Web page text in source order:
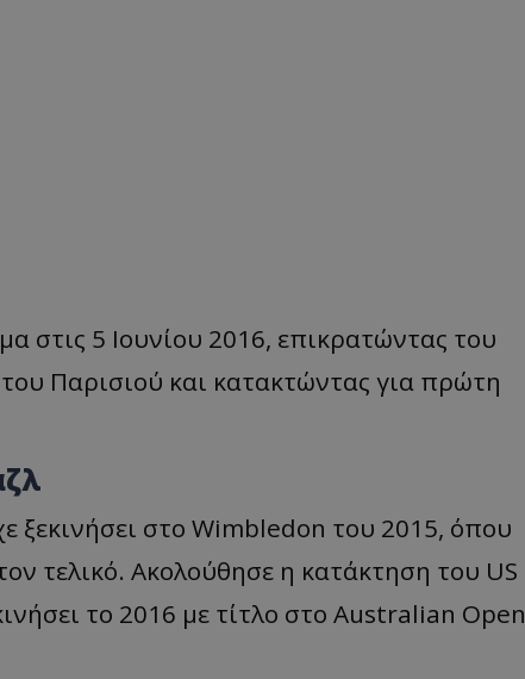
στις 5 Ιουνίου 2016, επικρατώντας του
Παρισιού και κατακτώντας για πρώτη
ξεκινήσει στο Wimbledon του 2015, όπου
τελικό. Ακολούθησε η κατάκτηση του US
το 2016 με τίτλο στο Australian Open